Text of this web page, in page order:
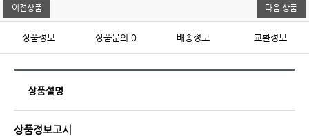
이전상품 다음 상품
상품정보 상품문의 0 배송정보 교환정보
상품설명
상품정보고시